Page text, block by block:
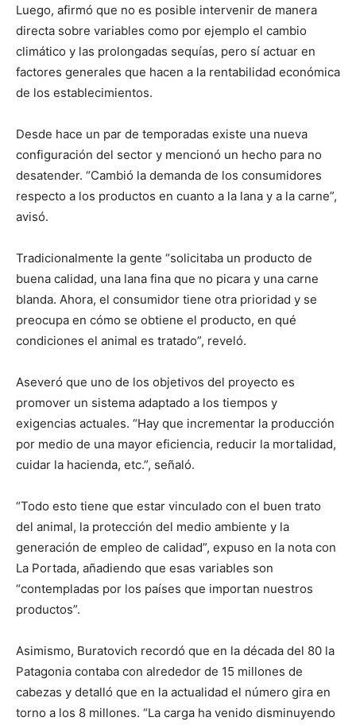
Luego, afirmó que no es posible intervenir de manera
directa sobre variables como por ejemplo el cambio
climático y las prolongadas sequías, pero sí actuar en
factores generales que hacen a la rentabilidad económica
de los establecimientos.
Desde hace un par de temporadas existe una nueva
configuración del sector y mencionó un hecho para no
desatender. “Cambió la demanda de los consumidores
respecto a los productos en cuanto a la lana y a la carne”,
avisó.
Tradicionalmente la gente “solicitaba un producto de
buena calidad, una lana fina que no picara y una carne
blanda. Ahora, el consumidor tiene otra prioridad y se
preocupa en cómo se obtiene el producto, en qué
condiciones el animal es tratado”, reveló.
Aseveró que uno de los objetivos del proyecto es
promover un sistema adaptado a los tiempos y
exigencias actuales. “Hay que incrementar la producción
por medio de una mayor eficiencia, reducir la mortalidad,
cuidar la hacienda, etc.”, señaló.
“Todo esto tiene que estar vinculado con el buen trato
del animal, la protección del medio ambiente y la
generación de empleo de calidad”, expuso en la nota con
La Portada, añadiendo que esas variables son
“contempladas por los países que importan nuestros
productos”.
Asimismo, Buratovich recordó que en la década del 80 la
Patagonia contaba con alrededor de 15 millones de
cabezas y detalló que en la actualidad el número gira en
torno a los 8 millones. “La carga ha venido disminuyendo